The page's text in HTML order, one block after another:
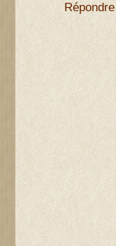
Répondre